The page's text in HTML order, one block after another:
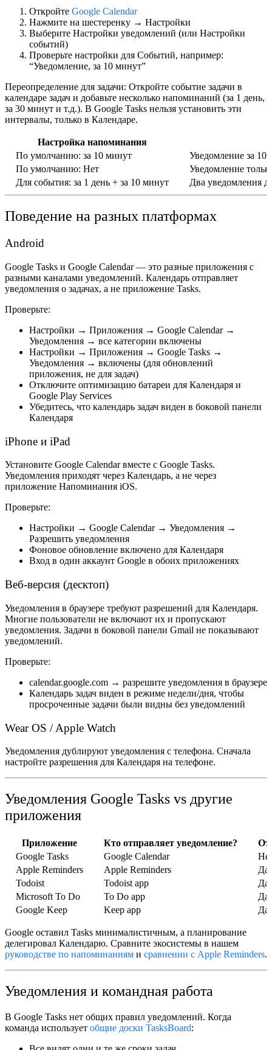
Откройте Google Calendar
Нажмите на шестеренку → Настройки
Выберите Настройки уведомлений (или Настройки
событий)
Проверьте настройки для Событий, например:
“Уведомление, за 10 минут”
Переопределение для задачи: Откройте событие задачи в
календаре задач и добавьте несколько напоминаний (за 1 день,
за 30 минут и т.д.). В Google Tasks нельзя установить эти
интервалы, только в Календаре.
Настройка напоминания
По умолчанию: за 10 минут
Уведомление за 10
По умолчанию: Нет
Уведомление
Для события: за 1 день + за 10 минут
Два уведомления
Поведение на разных платформах
Android
Google Tasks и Google Calendar — это разные приложения с
разными каналами уведомлений. Календарь отправляет
уведомления о задачах, а не приложение Tasks.
Проверьте:
Настройки → Приложения → Google Calendar→
Уведомления → все категории включены
Настройки → Приложения → Google Tasks →
Уведомления → включены (для обновлений
приложения, не для задач)
Отключите оптимизацию батареи для Календаря и
Google Play Services
Убедитесь, что календарь задач виден в боковой панели
Календаря
iPhone и iPad
Установите Google Calendarвместе с Google Tasks.
Уведомления приходят через Календарь, а не через
приложение Напоминания iOS.
Проверьте:
Настройки → Google Calendar→ Уведомления →
Разрешить уведомления
Фоновое обновление включено для Календаря
Вход в один аккаунт Google в обоих приложениях
Веб-версия (десктоп)
Уведомления в браузере требуют разрешений для Календаря.
Многие пользователи не включают их и пропускают
уведомления. Задачи в боковой панели Gmail не показывают
уведомлений.
Проверьте:
calendar.google.com → разрешите уведомления в браузере
Календарь задач виден в режиме недели/дня, чтобы
просроченные задачи были видны без уведомлений
Wear OS / Apple Watch
Уведомления дублируют уведомления с телефона. Сначала
настройте разрешения для Календаря на телефоне.
Уведомления Google Tasks vs другие
приложения
Приложение Кто отправляет уведомление?
Google Tasks
Google Calendar
Apple Reminders
Apple Reminders
Да
Todoist
Todoist app
Да
Microsoft To Do
To Do app
Да
Google Keep
Keep app Да
Google оставил Tasks минималистичным, а планирование
делегировал Календарю. Сравните экосистемы в нашем
руководстве по напоминаниям и сравнении с Apple Reminders.
Уведомления и командная работа
В Google Tasks нет общих правил уведомлений. Когда
команда использует общие доски TasksBoard: